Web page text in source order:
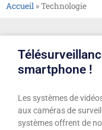
Accueil »Technologie
smartphone !
Les systèmes de
aux caméras de
systèmes offrent de